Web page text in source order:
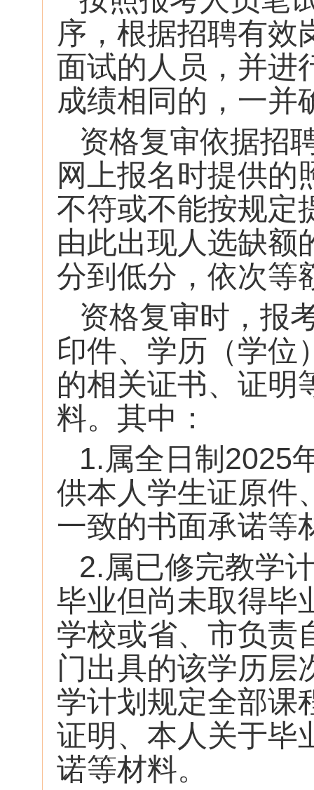
序，根据招聘有效
面试的人员，并进
成绩相同的，一并
资格复审依据招
网上报名时提供的
不符或不能按规定
由此出现人选缺额
分到低分，依次等
资格复审时，报
印件、学历（学位
的相关证书、证明
料。其中：
1.属全日制2025
供本人学生证原件
一致的书面承诺等
2.属已修完教学
毕业但尚未取得毕
学校或省、市负责
门出具的该学历层
学计划规定全部课
证明、本人关于毕
诺等材料。